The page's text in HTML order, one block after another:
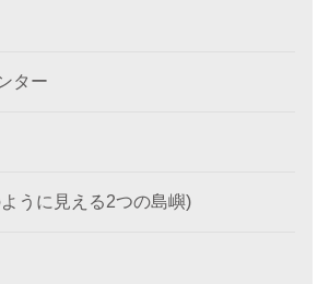
ター
うに見える2つの島嶼)